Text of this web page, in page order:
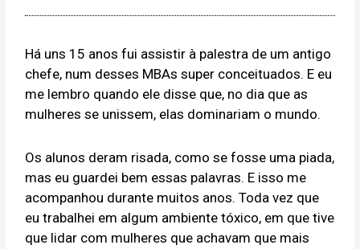
Há uns 15 anos fui assistir à palestra de um antigo
chefe, num desses MBAs super conceituados. E eu
me lembro quando ele disse que, no dia que as
mulheres se unissem, elas dominariam o mundo.
Os alunos deram risada, como se fosse uma piada,
mas eu guardei bem essas palavras. E isso me
acompanhou durante muitos anos. Toda vez que
eu trabalhei em algum ambiente tóxico, em que tive
que lidar com mulheres que achavam que mais